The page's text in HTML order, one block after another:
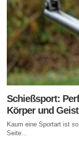
Schießsport:
Körper und Geist
Kaum eine Sportart ist
Seite...